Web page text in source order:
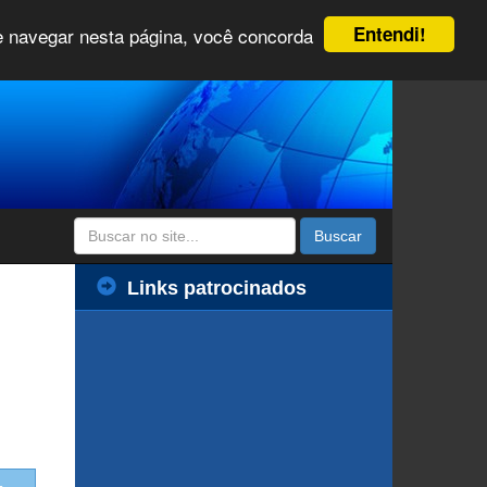
Entendi!
nesta página, você concorda
Buscar
Links patrocinados